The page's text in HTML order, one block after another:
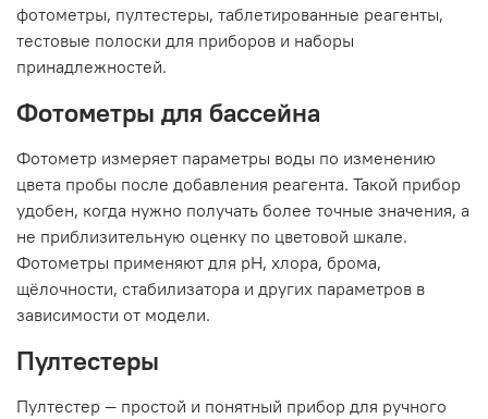
фотометры, пултестеры, таблетированные реагенты,
тестовые полоски для приборов и наборы
принадлежностей.
Фотометры для бассейна
Фотометр измеряет параметры воды по изменению
цвета пробы после добавления реагента. Такой прибор
удобен, когда нужно получать более точные значения, а
не приблизительную оценку по цветовой шкале.
Фотометры применяют для pH, хлора, брома,
щёлочности, стабилизатора и других параметров в
зависимости от модели.
Пултестеры
Пултестер — простой и понятный прибор для ручного